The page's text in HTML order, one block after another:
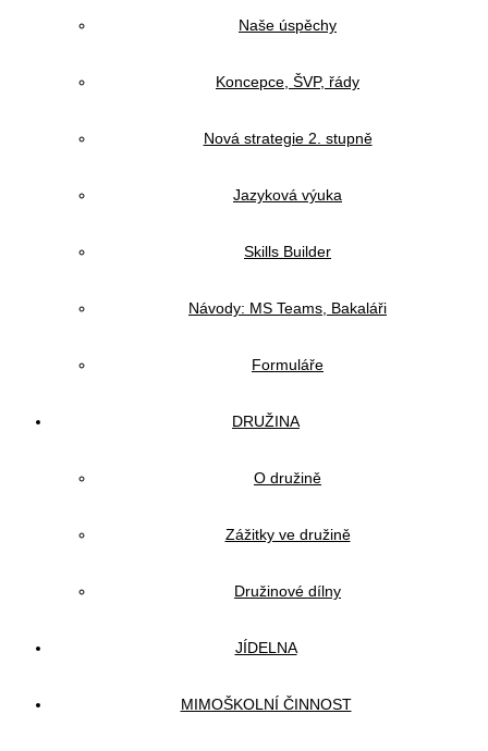
Naše úspěchy
Koncepce, ŠVP, řády
Nová strategie 2. stupně
Jazyková výuka
Skills Builder
Návody: MS Teams, Bakaláři
Formuláře
DRUŽINA
O družině
Zážitky ve družině
Družinové dílny
JÍDELNA
MIMOŠKOLNÍ ČINNOST